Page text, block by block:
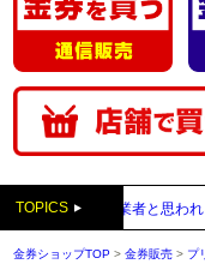
TOPICS
先払い買取業者と思われる
金券ショップTOP >金券販売 > プ